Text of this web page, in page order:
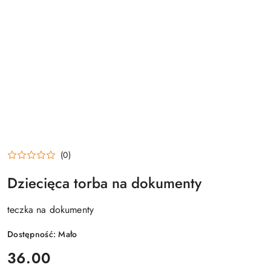
(0)
Dziecięca torba na dokumenty
teczka na dokumenty
Dostępność:Mało
cena:
36.00